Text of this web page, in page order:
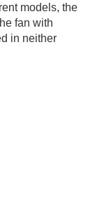
models, the
fan with
in neither